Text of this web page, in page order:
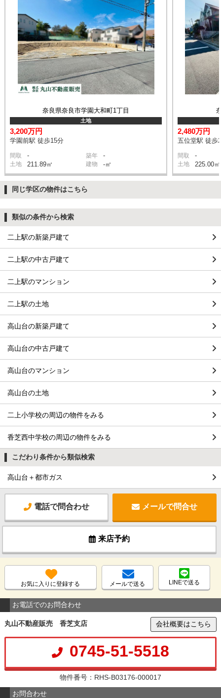
奈良県奈良市学園大和町1丁目
土地
3,200万円
学園前駅 徒歩15分
間取 - 築年 -
土地 211.89㎡ 建物 -㎡
2,480万円
五位堂駅 徒歩
間取 -
土地 225.00㎡
同じ学区の物件はこちら
類似の条件から検索
二上駅の新築戸建て
二上駅の中古戸建て
二上駅のマンション
二上駅の土地
高山台の新築戸建て
高山台の中古戸建て
高山台のマンション
高山台の土地
二上小学校の周辺の物件をみる
香芝西中学校の周辺の物件をみる
こだわり条件から類似検索
高山台＋都市ガス
電話で問合わせ メールで問合せ
来店予約
お気に入りに登録する メールで送る LINEで送る
お電話でのお問合わせ
丸山不動産販売 香芝支店 会社概要はこちら
0745-51-5518
物件番号：RHS-B03176-000017
お問合わせ